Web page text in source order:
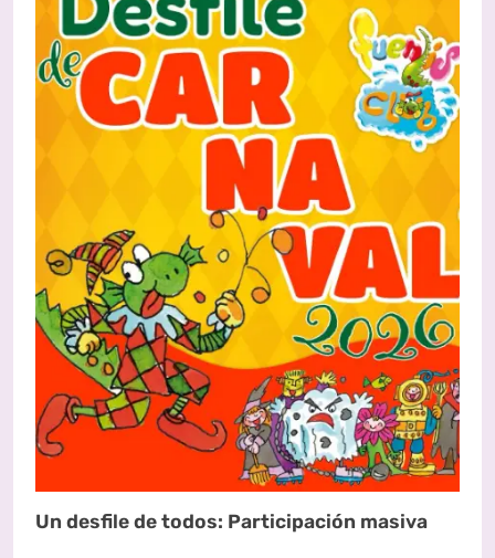
Un desfile de todos: Participación masiva